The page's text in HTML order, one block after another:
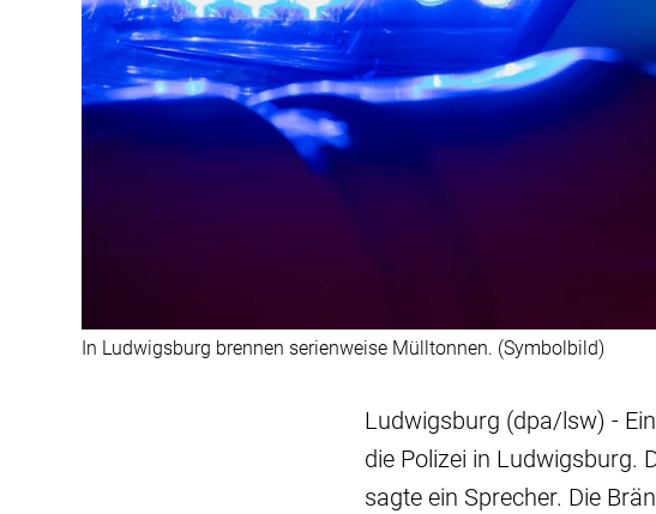
In Ludwigsburg brennen serienweise Mülltonnen. (Symbolbild)
Ludwigsburg (dpa/lsw) -
die Polizei in Ludwigsburg.
sagte ein Sprecher. Die